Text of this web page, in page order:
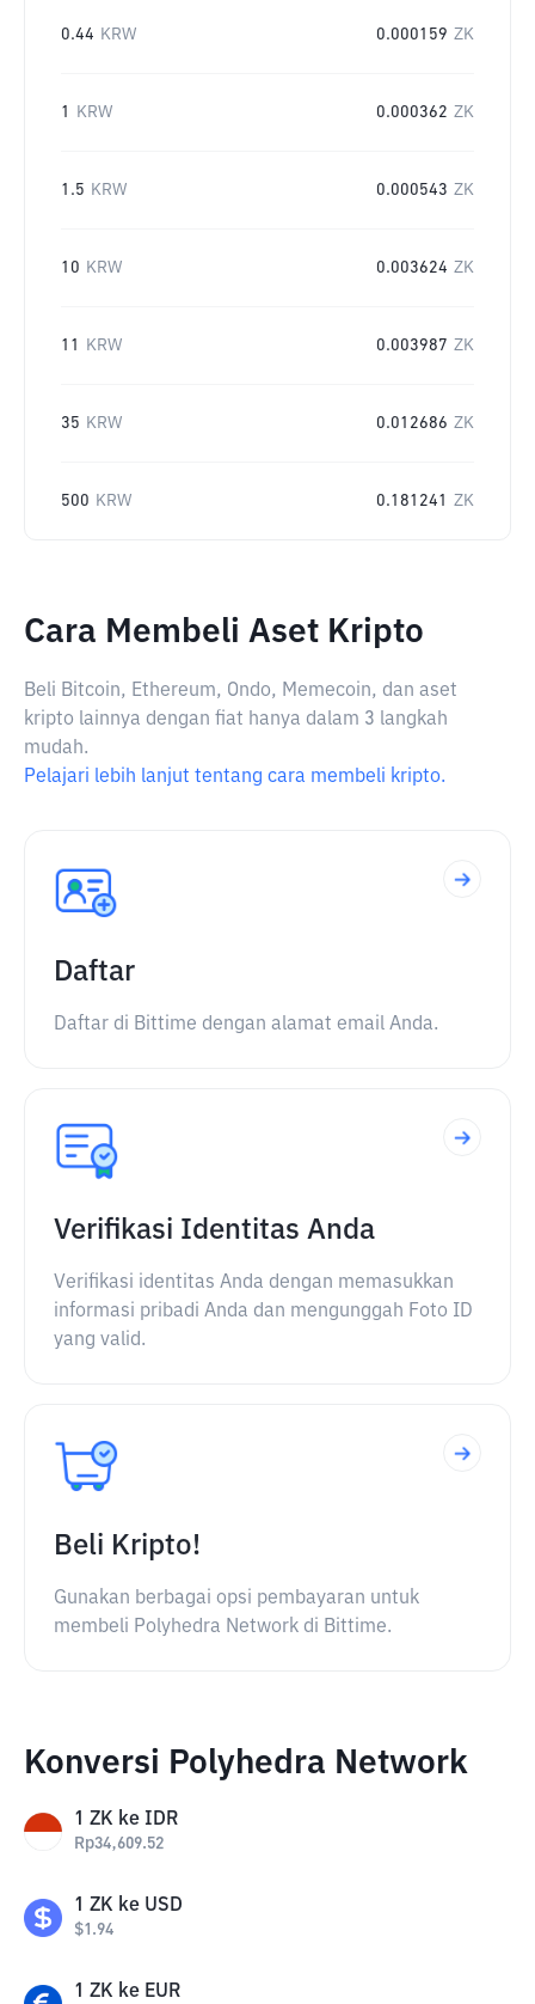
0.44 KRW 0.000159 ZK
1 KRW 0.000362 ZK
1.5 KRW 0.000543 ZK
10 KRW 0.003624 ZK
11 KRW 0.003987 ZK
35 KRW 0.012686 ZK
500 KRW 0.181241 ZK
Cara Membeli Aset Kripto
Beli Bitcoin, Ethereum, Ondo, Memecoin, dan aset
kripto lainnya dengan fiat hanya dalam 3 langkah
mudah.
Pelajari lebih lanjut tentang cara membeli kripto.
Daftar
Daftar di Bittime dengan alamat email Anda.
Verifikasi Identitas Anda
Verifikasi identitas Anda dengan memasukkan
informasi pribadi Anda dan mengunggah Foto ID
yang valid.
Beli Kripto!
Gunakan berbagai opsi pembayaran untuk
membeli Polyhedra Network di Bittime.
Konversi Polyhedra Network
1 ZK ke IDR
Rp34,609.52
1 ZK ke USD
$1.94
1 ZK ke EUR